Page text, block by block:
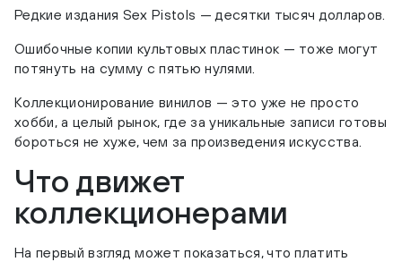
Редкие издания Sex Pistols — десятки тысяч долларов.
Ошибочные копии культовых пластинок — тоже могут
потянуть на сумму с пятью нулями.
Коллекционирование винилов — это уже не просто
хобби, а целый рынок, где за уникальные записи готовы
бороться не хуже, чем за произведения искусства.
Что движет
коллекционерами
На первый взгляд может показаться, что платить